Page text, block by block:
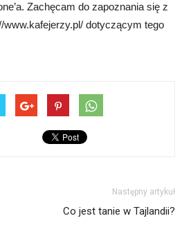
Zachęcam do zapoznania się z
www.kafejerzy.pl/ dotyczącym tego
Następny artykuł
Co jest tanie w Tajlandii?